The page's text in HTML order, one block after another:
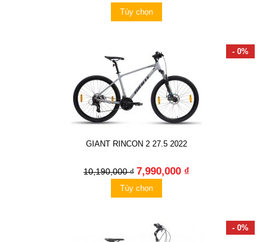
Tùy chọn
- 0%
GIANT RINCON 2 27.5 2022
10,190,000 ₫ 7,990,000 ₫
Tùy chọn
- 0%